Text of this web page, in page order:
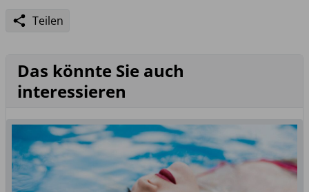
Teilen
Das könnte Sie auch
interessieren